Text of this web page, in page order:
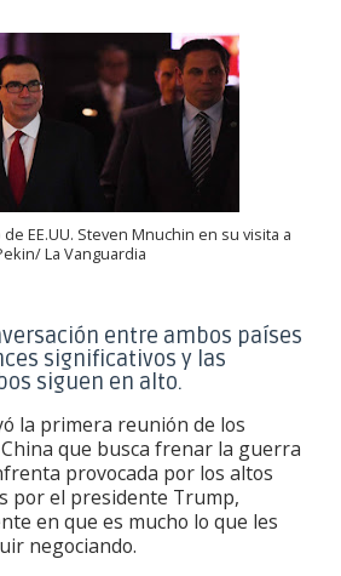
EE.UU. Steven Mnuchin en su visita a
La Vanguardia
entre ambos países
significativos y las
siguen en alto.
la primera reunión de los
que busca frenar la guerra
provocada por los altos
por el presidente Trump,
en que es mucho lo que les
negociando.